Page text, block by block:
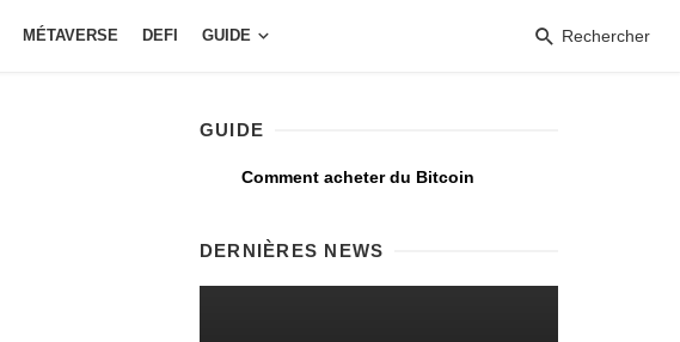
MÉTAVERSE DEFI GUIDE Rechercher
GUIDE
Comment acheter du Bitcoin
DERNIÈRES NEWS